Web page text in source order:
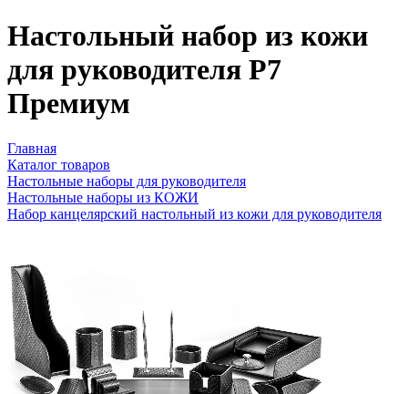
Настольный набор из кожи
для руководителя Р7
Премиум
Главная
Каталог товаров
Настольные наборы для руководителя
Настольные наборы из КОЖИ
Набор канцелярский настольный из кожи для руководителя